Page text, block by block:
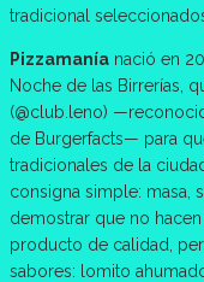
tradicional
Pizzamanía nació en
Noche de las Birrerías,
(@club.leno)
de Burgerfacts— para
tradicionales de la
consigna simple: masa,
demostrar que no
producto de calidad,
sabores: lomito